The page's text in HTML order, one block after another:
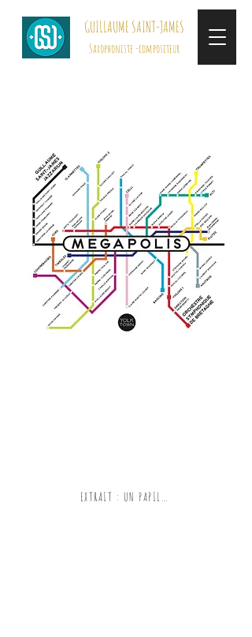
GUILLAUME SAINT-JAMES
Saxophoniste -compositeur
EXTRAIT : UN PAPILLON POUR MARIA